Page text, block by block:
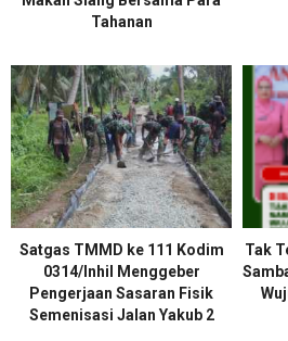
Tahanan
Satgas TMMD ke 111 Kodim
0314/lnhil Menggeber
Pengerjaan Sasaran Fisik
Semenisasi Jalan Yakub 2
Tak